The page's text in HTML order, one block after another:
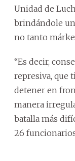
Unidad de
brindándole
no tanto
“Es decir,
represiva, que
detener en
manera
batalla más
26